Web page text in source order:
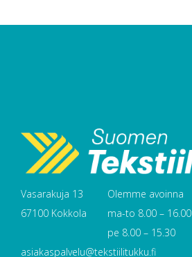
Vasarakuja 13
67100 Kokkola
Olemme avoinna
ma-to 8.00 – 16.00
pe 8.00 – 15.30
asiakaspalvelu@tekstiilitukku.fi